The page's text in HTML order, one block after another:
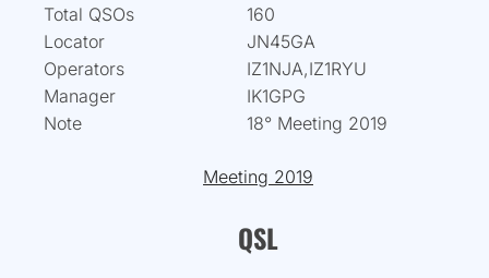
Total QSOs
160
Locator
JN45GA
Operators
IZ1NJA,IZ1RYU
Manager
IK1GPG
Note
18° Meeting 2019
Meeting 2019
QSL